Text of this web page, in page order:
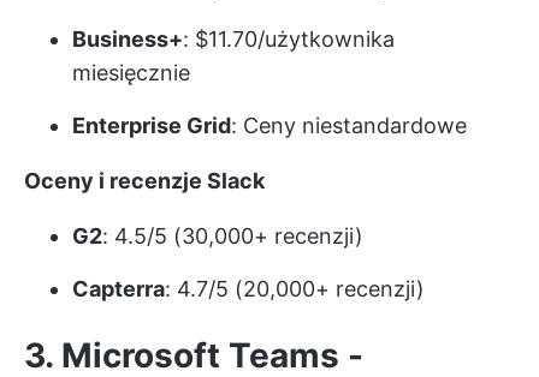
Business+: $11.70/użytkownika
miesięcznie
Enterprise Grid: Ceny niestandardowe
Oceny i recenzje Slack
G2: 4.5/5 (30,000+ recenzji)
Capterra: 4.7/5 (20,000+ recenzji)
3. Microsoft Teams -